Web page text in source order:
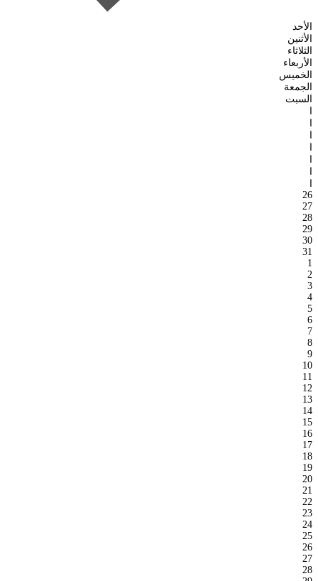
الأحد
الأثنين
الثلاثاء
الأربعاء
الخميس
الجمعة
السبت
ا
ا
ا
ا
ا
ا
ا
26
27
28
29
30
31
1
2
3
4
5
6
7
8
9
10
11
12
13
14
15
16
17
18
19
20
21
22
23
24
25
26
27
28